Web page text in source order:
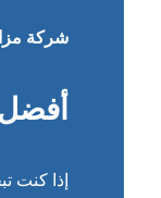
شركة
إذا كنت